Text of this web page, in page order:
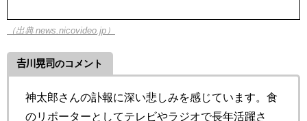
（出典 news.nicovideo.jp）
𠮷川晃司のコメント
神太郎さんの訃報に深い悲しみを感じています。食
のリポーターとしてテレビやラジオで長年活躍さ